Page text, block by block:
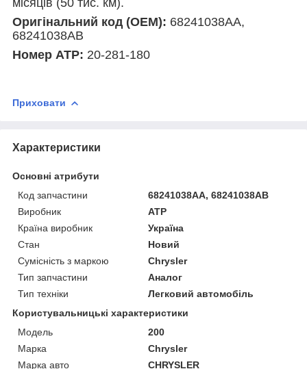
Оригінальний код (ОЕМ): 68241038AA,
68241038AB
Номер АТР: 20-281-180
Приховати
Характеристики
Основні атрибути
Код запчастини
68241038AA, 68241038AB
Виробник
ATP
Країна виробник
Україна
Стан
Новий
Сумісність з маркою
Chrysler
Тип запчастини
Аналог
Тип техніки
Легковий автомобіль
Користувальницькі характеристики
Мoдель
200
Марка
Chrysler
Марка авто
CHRYSLER